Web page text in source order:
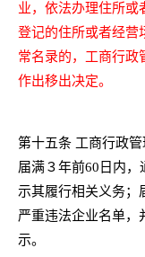
业，依法办理住所或
登记的住所或者经营
常名录的，工商行政
作出移出决定。
第十五条 工商行政
届满３年前60日内
示其履行相关义务；
严重违法企业名单，
示。